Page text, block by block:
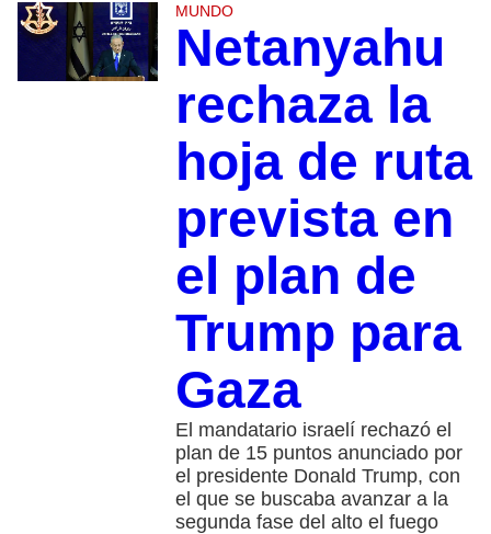
MUNDO
Netanyahu
rechaza la
hoja de ruta
prevista en
el plan de
Trump para
Gaza
El mandatario israelí rechazó el
plan de 15 puntos anunciado por
el presidente Donald Trump, con
el que se buscaba avanzar a la
segunda fase del alto el fuego